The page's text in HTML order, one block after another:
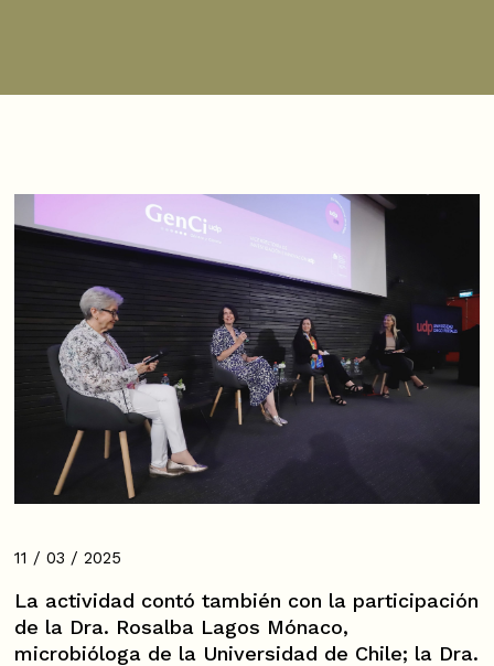
11 / 03 / 2025
La actividad contó también con la participación
de la Dra. Rosalba Lagos Mónaco,
microbióloga de la Universidad de Chile; la Dra.